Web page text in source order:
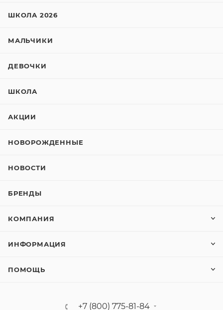
ШКОЛА 2026
МАЛЬЧИКИ
ДЕВОЧКИ
ШКОЛА
АКЦИИ
НОВОРОЖДЕННЫЕ
НОВОСТИ
БРЕНДЫ
КОМПАНИЯ
ИНФОРМАЦИЯ
ПОМОЩЬ
+7 (800) 775-81-84